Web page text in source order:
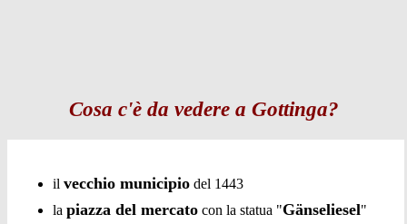
Cosa c'è da vedere a Gottinga?
il vecchio municipio del 1443
la piazza del mercato con la statua "Gänseliesel"